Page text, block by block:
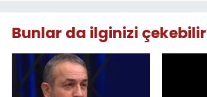
Bunlar da ilginizi çekebilir